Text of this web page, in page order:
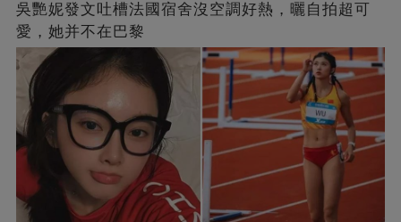
吳艷妮發文吐槽法國宿舍沒空調好熱，曬自拍超可
愛，她并不在巴黎